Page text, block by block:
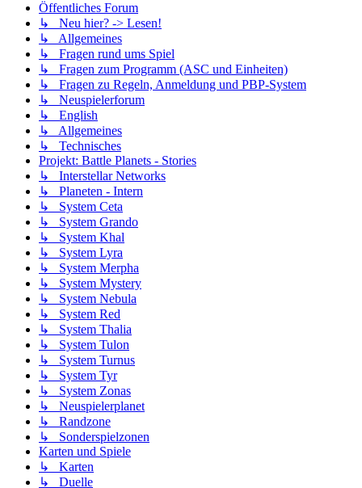
Öffentliches Forum
↳ Neu hier? -> Lesen!
↳ Allgemeines
↳ Fragen rund ums Spiel
↳ Fragen zum Programm (ASC und Einheiten)
↳ Fragen zu Regeln, Anmeldung und PBP-System
↳ Neuspielerforum
↳ English
↳ Allgemeines
↳ Technisches
Projekt: Battle Planets - Stories
↳ Interstellar Networks
↳ Planeten - Intern
↳ System Ceta
↳ System Grando
↳ System Khal
↳ System Lyra
↳ System Merpha
↳ System Mystery
↳ System Nebula
↳ System Red
↳ System Thalia
↳ System Tulon
↳ System Turnus
↳ System Tyr
↳ System Zonas
↳ Neuspielerplanet
↳ Randzone
↳ Sonderspielzonen
Karten und Spiele
↳ Karten
↳ Duelle